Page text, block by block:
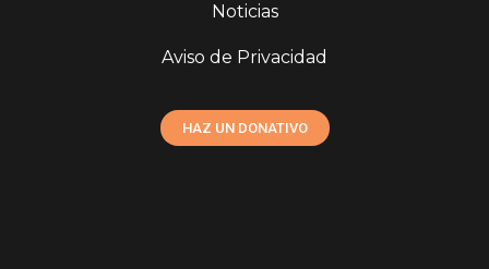
Noticias
Aviso de Privacidad
HAZ UN DONATIVO